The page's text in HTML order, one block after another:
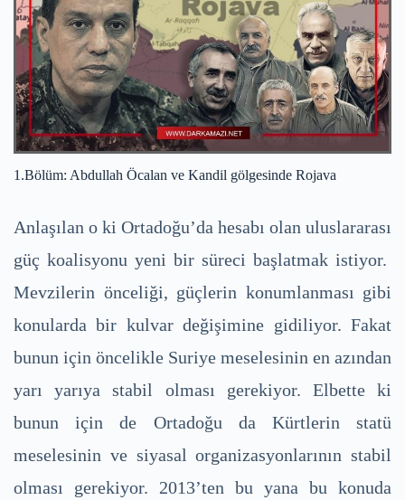
1.Bölüm: Abdullah Öcalan ve Kandil gölgesinde Rojava
Anlaşılan o ki Ortadoğu’da hesabı olan uluslararası
güç koalisyonu yeni bir süreci başlatmak istiyor.
Mevzilerin önceliği, güçlerin konumlanması gibi
konularda bir kulvar değişimine gidiliyor. Fakat
bunun için öncelikle Suriye meselesinin en azından
yarı yarıya stabil olması gerekiyor. Elbette ki
bunun için de Ortadoğu da Kürtlerin statü
meselesinin ve siyasal organizasyonlarının stabil
olması gerekiyor. 2013’ten bu yana bu konuda